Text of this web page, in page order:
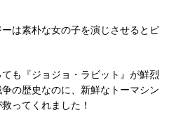
は素朴な女の子を演じさせるとピ
も『ジョジョ・ラビット』が鮮烈
の歴史なのに、新鮮なトーマシン
ってくれました！